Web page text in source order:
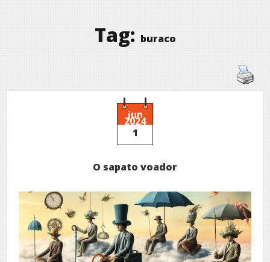
Tag: buraco
jun
2024
1
O sapato voador